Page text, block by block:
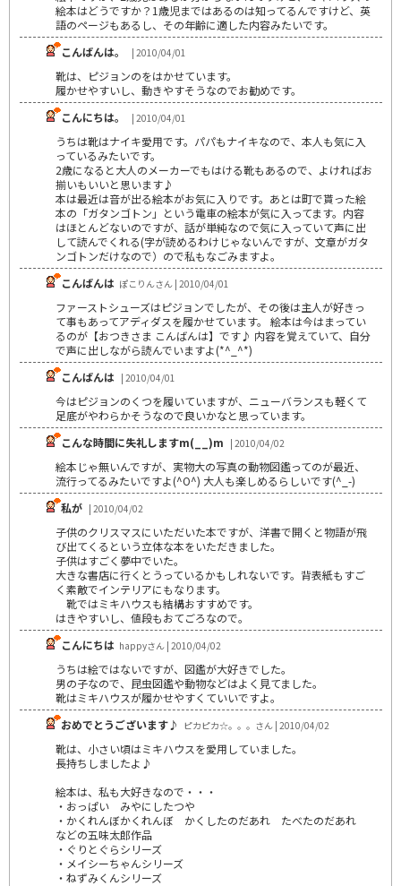
絵本はどうですか？1歳児まではあるのは知ってるんですけど、英
語のページもあるし、その年齢に適した内容みたいです。
こんばんは。
| 2010/04/01
靴は、ピジョンのをはかせています。
履かせやすいし、動きやすそうなのでお勧めです。
こんにちは。
| 2010/04/01
うちは靴はナイキ愛用です。パパもナイキなので、本人も気に入
っているみたいです。
2歳になると大人のメーカーでもはける靴もあるので、よければお
揃いもいいと思います♪
本は最近は音が出る絵本がお気に入りです。あとは町で貰った絵
本の「ガタンゴトン」という電車の絵本が気に入ってます。内容
はほとんどないのですが、話が単純なので気に入っていて声に出
して読んでくれる(字が読めるわけじゃないんですが、文章がガタ
ンゴトンだけなので）ので私もなごみますよ。
こんばんは ぽこりんさん | 2010/04/01
ファーストシューズはピジョンでしたが、その後は主人が好きっ
て事もあってアディダスを履かせています。 絵本は今はまってい
るのが【おつきさま こんばんは】です♪ 内容を覚えていて、自分
で声に出しながら読んでいますよ(*^_^*)
こんばんは | 2010/04/01
今はピジョンのくつを履いていますが、ニューバランスも軽くて
足底がやわらかそうなので良いかなと思っています。
こんな時間に失礼しますm(__)m | 2010/04/02
絵本じゃ無いんですが、実物大の写真の動物図鑑ってのが最近、
流行ってるみたいですよ(^O^) 大人も楽しめるらしいです(^_-)
私が | 2010/04/02
子供のクリスマスにいただいた本ですが、洋書で開くと物語が飛
び出てくるという立体な本をいただきました。
子供はすごく夢中でいた。
大きな書店に行くとうっているかもしれないです。背表紙もすご
く素敵でインテリアにもなります。
靴ではミキハウスも結構おすすめです。
はきやすいし、値段もおてごろなので。
こんにちは happyさん | 2010/04/02
うちは絵ではないですが、図鑑が大好きでした。
男の子なので、昆虫図鑑や動物などはよく見てました。
靴はミキハウスが履かせやすくていいですよ。
おめでとうございます♪ ピカピカ☆。。。さん | 2010/04/02
靴は、小さい頃はミキハウスを愛用していました。
長持ちしましたよ♪
絵本は、私も大好きなので・・・
・おっぱい みやにしたつや
・かくれんぼかくれんぼ かくしたのだあれ たべたのだあれ
などの五味太郎作品
・ぐりとぐらシリーズ
・メイシーちゃんシリーズ
・ねずみくんシリーズ